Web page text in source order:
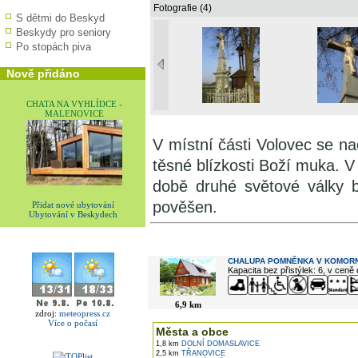
S dětmi do Beskyd
Beskydy pro seniory
Po stopách piva
Nově přidáno
CHATA NA VYHLÍDCE -
MALENOVICE
Přidat nové ubytování
Ubytování v Beskydech
zdroj: meteopress.cz
Více o počasí
Fotografie (4)
V místní části Volovec se
těsné blízkosti Boží muka.
době druhé světové války
pověšen.
6,9 km
CHALUPA POMNĚNKA V
Kapacita bez přistýlek: 6, v ceně
Města a obce
1,8 km DOLNÍ DOMASLAVICE
2,5 km TŘANOVICE